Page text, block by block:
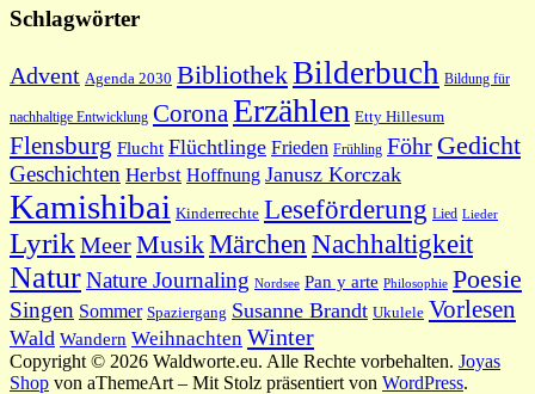
Schlagwörter
Advent Agenda 2030 BibliothekBilderbuch Bildung für
nachhaltige Entwicklung Corona Erzählen Etty Hillesum
Flensburg Flucht Flüchtlinge Frieden Frühling Föhr Gedicht
Geschichten Herbst Hoffnung Janusz Korczak
Kamishibai Kinderrechte Leseförderung Lied Lieder
Lyrik MeerMusikMärchen Nachhaltigkeit
NaturNature Journaling Nordsee Pan y arte Philosophie Poesie
Singen Sommer Spaziergang Susanne Brandt Ukulele Vorlesen
Wald Wandern Weihnachten Winter
Copyright © 2026 Waldworte.eu. Alle Rechte vorbehalten. Joyas
Shop von aThemeArt – Mit Stolz präsentiert von WordPress.